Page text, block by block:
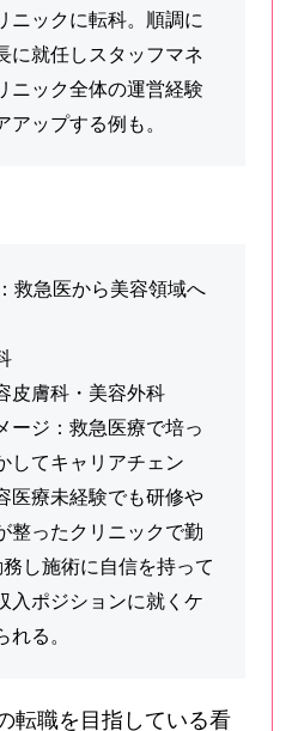
ニックに転科。順調に
に就任しスタッフマネ
ニック全体の運営経験
ップする例も。
救急医から美容領域へ
皮膚科・美容外科
ージ：救急医療で培っ
してキャリアチェン
医療未経験でも研修や
整ったクリニックで勤
し施術に自信を持って
入ポジションに就くケ
る。